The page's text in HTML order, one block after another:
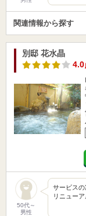
関連情報から探す
別邸 花水晶
4.0
50代～
男性
サービス
リニュー